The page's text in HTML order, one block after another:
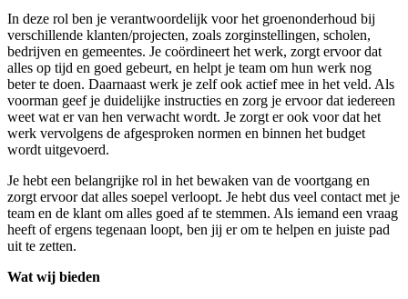
In deze rol ben je verantwoordelijk voor het groenonderhoud bij
verschillende klanten/projecten, zoals zorginstellingen, scholen,
bedrijven en gemeentes. Je coördineert het werk, zorgt ervoor dat
alles op tijd en goed gebeurt, en helpt je team om hun werk nog
beter te doen. Daarnaast werk je zelf ook actief mee in het veld. Als
voorman geef je duidelijke instructies en zorg je ervoor dat iedereen
weet wat er van hen verwacht wordt. Je zorgt er ook voor dat het
werk vervolgens de afgesproken normen en binnen het budget
wordt uitgevoerd.
Je hebt een belangrijke rol in het bewaken van de voortgang en
zorgt ervoor dat alles soepel verloopt. Je hebt dus veel contact met je
team en de klant om alles goed af te stemmen. Als iemand een vraag
heeft of ergens tegenaan loopt, ben jij er om te helpen en juiste pad
uit te zetten.
Wat wij bieden